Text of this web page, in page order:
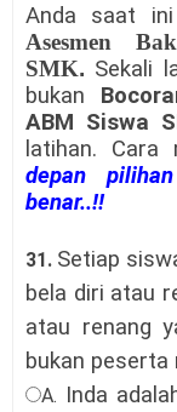
Anda saat
Asesmen
SMK. Sekali
bukan
ABM Siswa
latihan. Cara
depan
benar..!!
31. Setiap
bela diri atau
atau renang
bukan peserta
A. Inda